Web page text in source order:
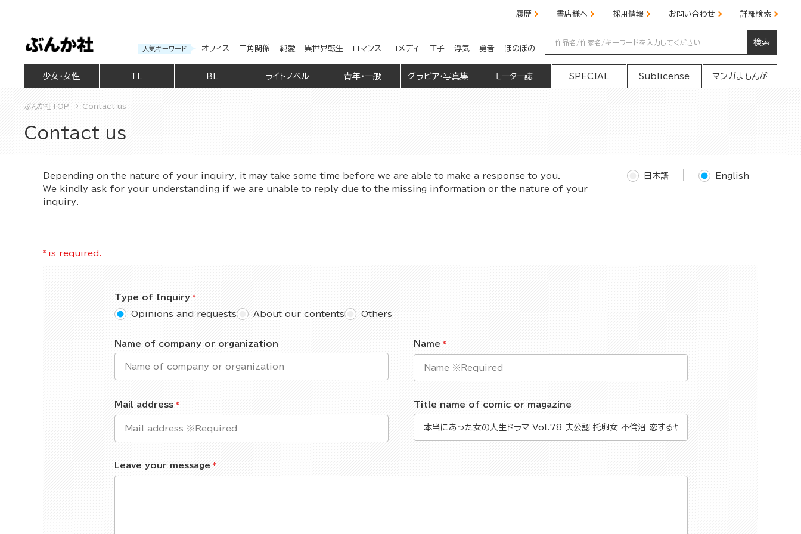
履歴 書店様へ 採用情報 お問い合わせ 詳細検索
人気キーワード オフィス 三角関係 純愛 異世界転生 ロマンス コメディ 王子 浮気 勇者 ほのぼの
検索
少女・女性 BL ライトノベル 青年・一般 グラビア・写真集 モーター誌 SPECIAL Sublicense マンガよもんが
ぶんか社TOP Contact us
Contact us
Depending on the nature of your inquiry, it may take some time before we are able to make a response to you.
We kindly ask for your understanding if we are unable to reply due to the missing information or the nature of your
inquiry.
日本語 English
* is required.
Type of Inquiry
Opinions and requests
About our contents Others
Name of company or organization Name
Mail address Title name of comic or magazine
Leave your message